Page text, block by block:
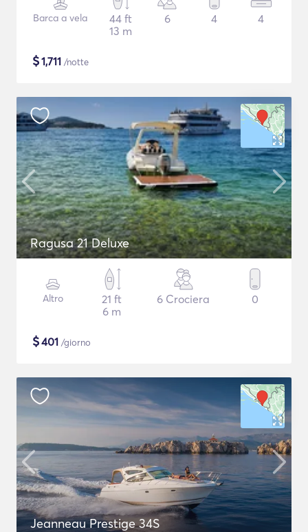
Barca a vela
44 ft
13 m
6 4 4
$1,711 /notte
Ragusa 21 Deluxe
Altro
21 ft
6 m
6 Crociera 0
$401 /giorno
Jeanneau Prestige 34S